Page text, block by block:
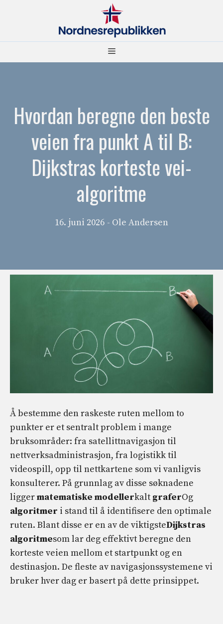
Meny
Hvordan beregne den beste
veien fra punkt A til B:
Dijkstras korteste vei-
algoritme
16. juni 2026 - Ole Andersen
Å bestemme den raskeste ruten mellom to
punkter er et sentralt problem i mange
bruksområder: fra satellittnavigasjon til
nettverksadministrasjon, fra logistikk til
videospill, opp til nettkartene som vi vanligvis
konsulterer. På grunnlag av disse søknadene
liggermatematiske modellerkalt graferOg
algoritmer i stand til å identifisere den optimale
ruten. Blant disse er en av de viktigsteDijkstras
algoritmesom lar deg effektivt beregne den
korteste veien mellom et startpunkt og en
destinasjon. De fleste av navigasjonssystemene vi
bruker hver dag er basert på dette prinsippet.